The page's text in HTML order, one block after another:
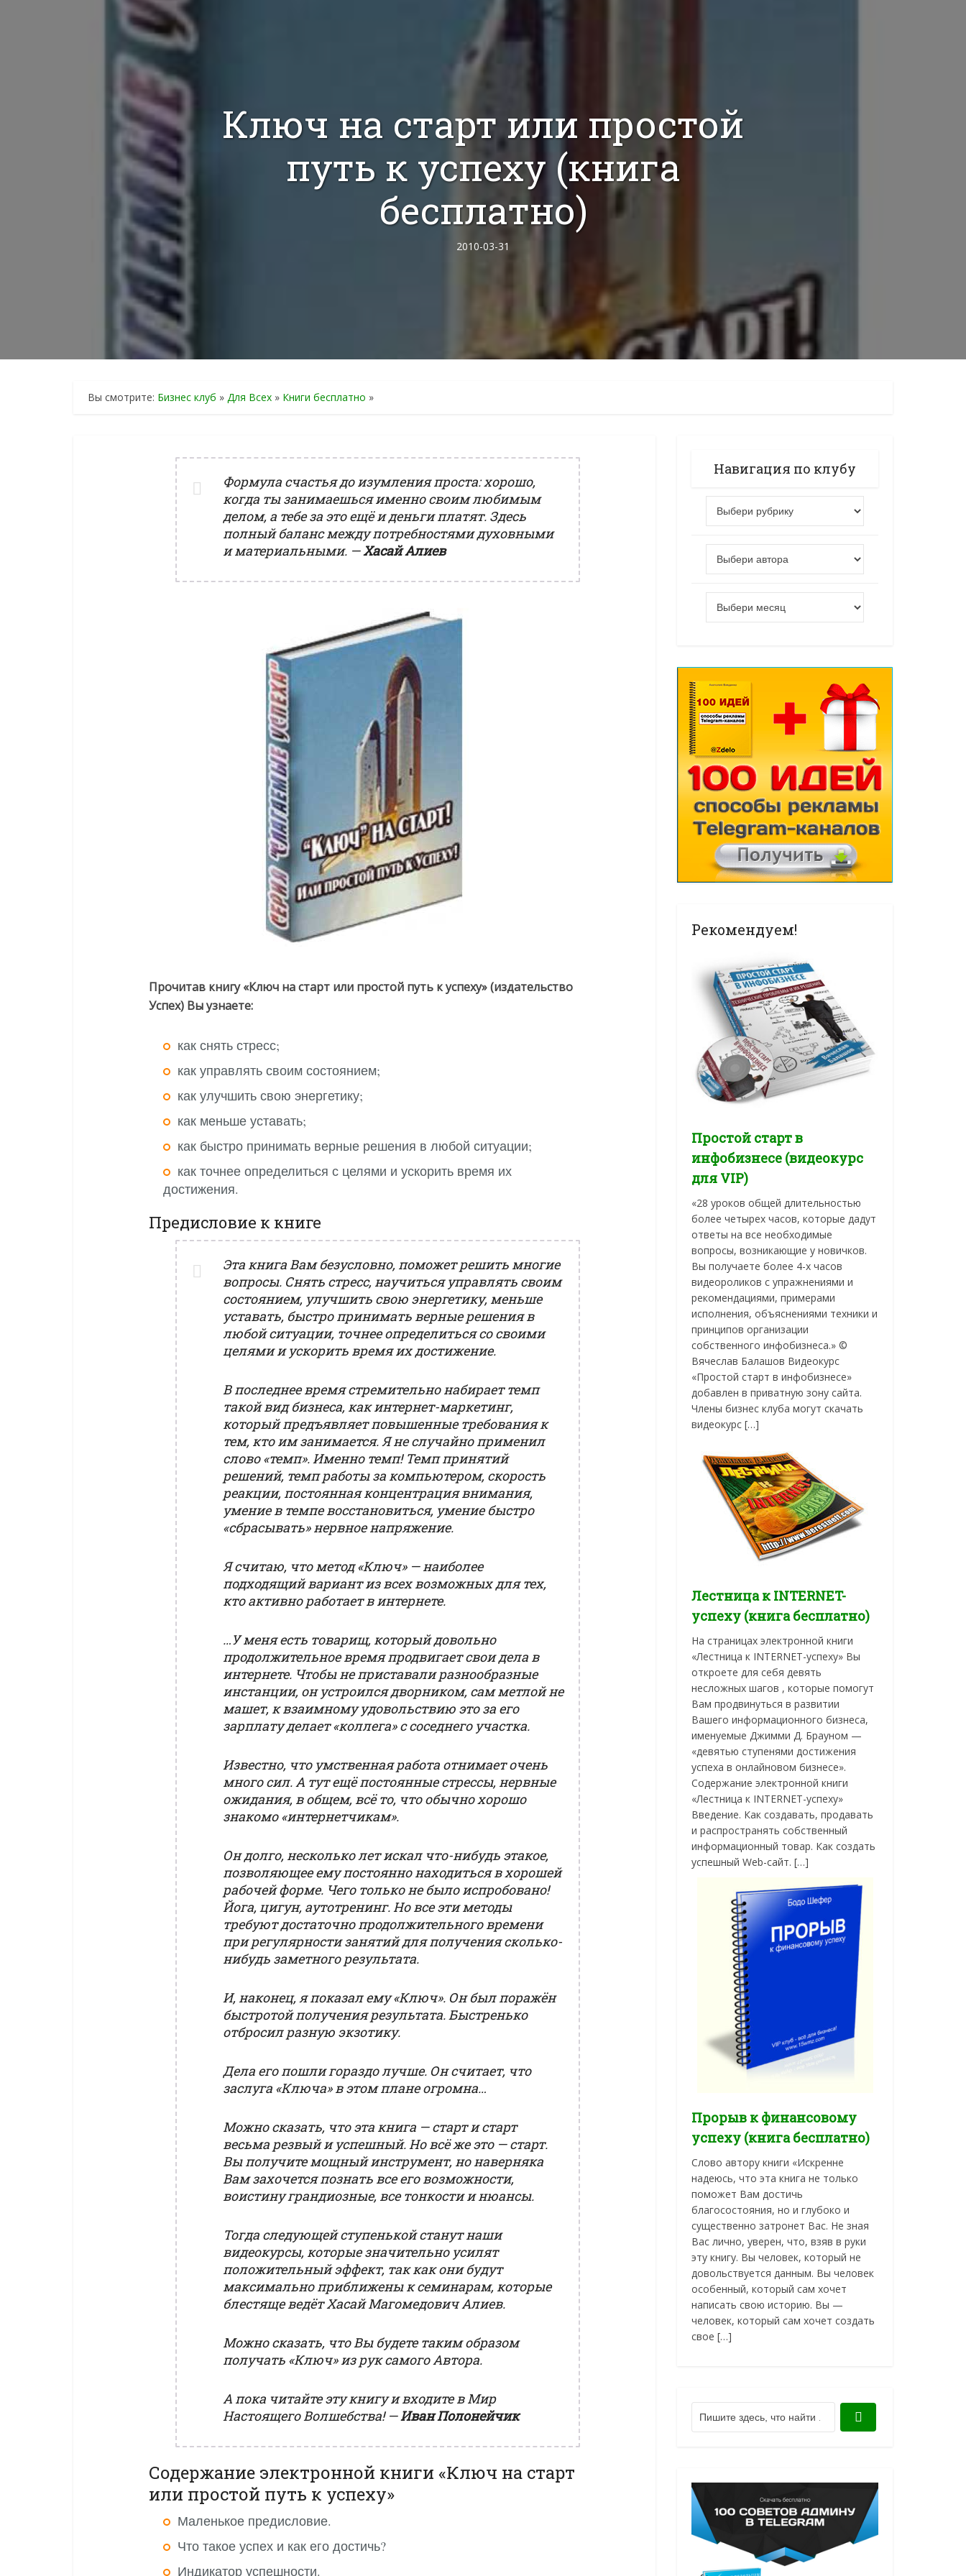
Ключ на старт или простой
путь к успеху (книга
бесплатно)
2010-03-31
Вы смотрите: Бизнес клуб » Для Всех » Книги бесплатно »
Формула счастья до изумления проста: хорошо,
когда ты занимаешься именно своим любимым
делом, а тебе за это ещё и деньги платят. Здесь
полный баланс между потребностями духовными
и материальными. —Хасай Алиев
Прочитав книгу «Ключ на старт или простой путь к успеху» (издательство
Успех) Вы узнаете:
как снять стресс;
как управлять своим состоянием;
как улучшить свою энергетику;
как меньше уставать;
как быстро принимать верные решения в любой ситуации;
как точнее определиться с целями и ускорить время их
достижения.
Предисловие к книге
Эта книга Вам безусловно, поможет решить многие
вопросы. Снять стресс, научиться управлять своим
состоянием, улучшить свою энергетику, меньше
уставать, быстро принимать верные решения в
любой ситуации, точнее определиться со своими
целями и ускорить время их достижение.
В последнее время стремительно набирает темп
такой вид бизнеса, как интернет-маркетинг,
который предъявляет повышенные требования к
тем, кто им занимается. Я не случайно применил
слово «темп». Именно темп! Темп принятий
решений, темп работы за компьютером, скорость
реакции, постоянная концентрация внимания,
умение в темпе восстановиться, умение быстро
«сбрасывать» нервное напряжение.
Я считаю, что метод «Ключ» — наиболее
подходящий вариант из всех возможных для тех,
кто активно работает в интернете.
…У меня есть товарищ, который довольно
продолжительное время продвигает свои дела в
интернете. Чтобы не приставали разнообразные
инстанции, он устроился дворником, сам метлой не
машет, к взаимному удовольствию это за его
зарплату делает «коллега» с соседнего участка.
Известно, что умственная работа отнимает очень
много сил. А тут ещё постоянные стрессы, нервные
ожидания, в общем, всё то, что обычно хорошо
знакомо «интернетчикам».
Он долго, несколько лет искал что-нибудь этакое,
позволяющее ему постоянно находиться в хорошей
рабочей форме. Чего только не было испробовано!
Йога, цигун, аутотренинг. Но все эти методы
требуют достаточно продолжительного времени
при регулярности занятий для получения сколько-
нибудь заметного результата.
И, наконец, я показал ему «Ключ». Он был поражён
быстротой получения результата. Быстренько
отбросил разную экзотику.
Дела его пошли гораздо лучше. Он считает, что
заслуга «Ключа» в этом плане огромна…
Можно сказать, что эта книга — старт и старт
весьма резвый и успешный. Но всё же это — старт.
Вы получите мощный инструмент, но наверняка
Вам захочется познать все его возможности,
воистину грандиозные, все тонкости и нюансы.
Тогда следующей ступенькой станут наши
видеокурсы, которые значительно усилят
положительный эффект, так как они будут
максимально приближены к семинарам, которые
блестяще ведёт Хасай Магомедович Алиев.
Можно сказать, что Вы будете таким образом
получать «Ключ» из рук самого Автора.
А пока читайте эту книгу и входите в Мир
Настоящего Волшебства! —Иван Полонейчик
Содержание электронной книги «Ключ на старт
или простой путь к успеху»
Маленькое предисловие.
Что такое успех и как его достичь?
Индикатор успешности.
Навигация по клубу
Рекомендуем!
Простой старт в
инфобизнесе (видеокурс
для VIP)
«28 уроков общей длительностью
более четырех часов, которые дадут
ответы на все необходимые
вопросы, возникающие у новичков.
Вы получаете более 4-х часов
видеороликов с упражнениями и
рекомендациями, примерами
исполнения, объяснениями техники и
принципов организации
собственного инфобизнеса.» ©
Вячеслав Балашов Видеокурс
«Простой старт в инфобизнесе»
добавлен в приватную зону сайта.
Члены бизнес клуба могут скачать
видеокурс […]
Лестница к INTERNET-
успеху (книга бесплатно)
На страницах электронной книги
«Лестница к INTERNET-успеху» Вы
откроете для себя девять
несложных шагов , которые помогут
Вам продвинуться в развитии
Вашего информационного бизнеса,
именуемые Джимми Д. Брауном —
«девятью ступенями достижения
успеха в онлайновом бизнесе».
Содержание электронной книги
«Лестница к INTERNET-успеху»
Введение. Как создавать, продавать
и распространять собственный
информационный товар. Как создать
успешный Web-сайт. […]
Прорыв к финансовому
успеху (книга бесплатно)
Слово автору книги «Искренне
надеюсь, что эта книга не только
поможет Вам достичь
благосостояния, но и глубоко и
существенно затронет Вас. Не зная
Вас лично, уверен, что, взяв в руки
эту книгу. Вы человек, который не
довольствуется данным. Вы человек
особенный, который сам хочет
написать свою историю. Вы —
человек, который сам хочет создать
свое […]